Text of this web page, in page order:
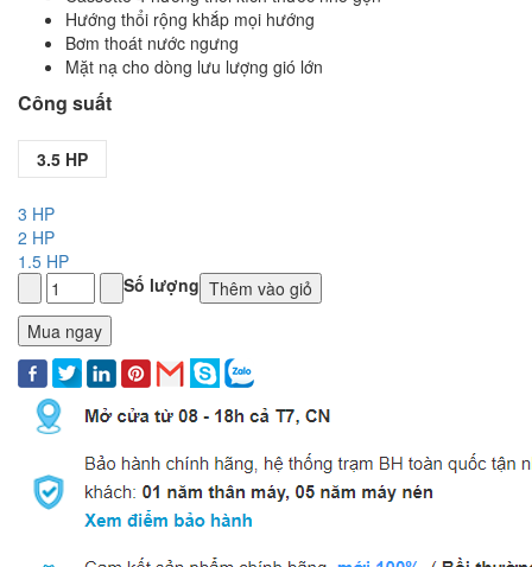
Hướng thổi rộng khắp mọi hướng
Bơm thoát nước ngưng
Mặt nạ cho dòng lưu lượng gió lớn
Công suất
3.5 HP
3 HP
2 HP
1.5 HP
Số lượng Thêm vào giỏ
Mua ngay